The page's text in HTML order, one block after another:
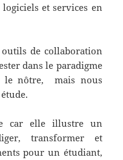
logiciels et services en
de collaboration
dans le paradigme
le nôtre, mais nous
car elle illustre un
transformer et
pour un étudiant,